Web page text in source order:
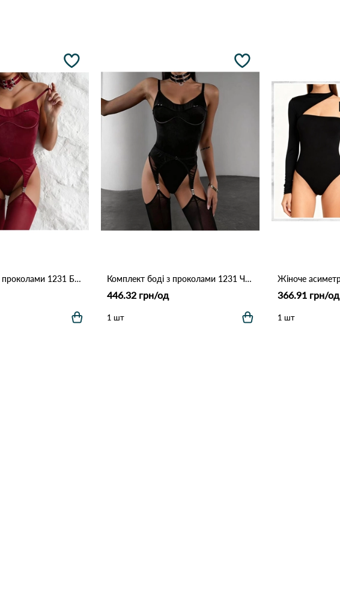
Комплект боді з проколами 1231 Бордовий Комплект боді з проколами 1231 Чорний
446.32 грн/од
1 шт
366.91 грн/од
1 шт